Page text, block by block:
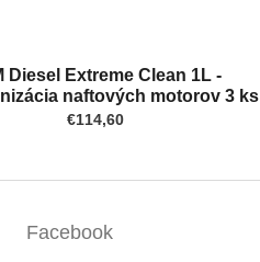
Diesel Extreme Clean 1L -
naftových motorov 3 ks
€114,60
Facebook